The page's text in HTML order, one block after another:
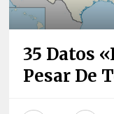
35 Datos
Pesar De